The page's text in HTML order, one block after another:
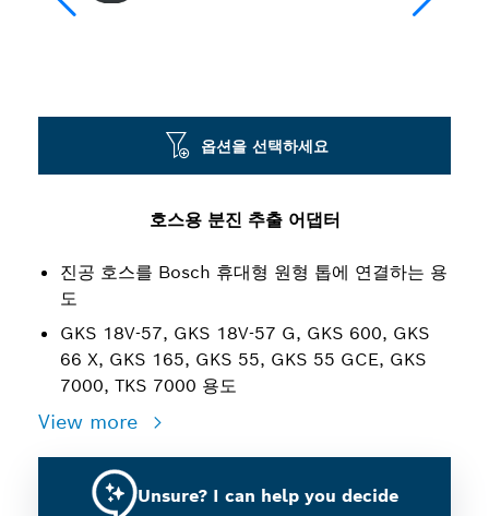
호스용 분진 추출 어댑터
진공 호스를 Bosch 휴대형 원형 톱에 연결하는 용
도
GKS 18V-57, GKS 18V-57 G, GKS 600, GKS
66 X, GKS 165, GKS 55, GKS 55 GCE, GKS
7000, TKS 7000 용도
View more
Unsure? I can help you decide
옵션을 선택하세요